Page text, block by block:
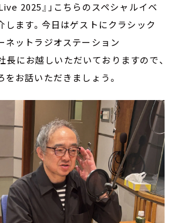
2025』」こちらのスペシャルイベ
します。今日はゲストにクラシック
ネットラジオステーション
長にお越しいただいておりますので、
お話いただきましょう。